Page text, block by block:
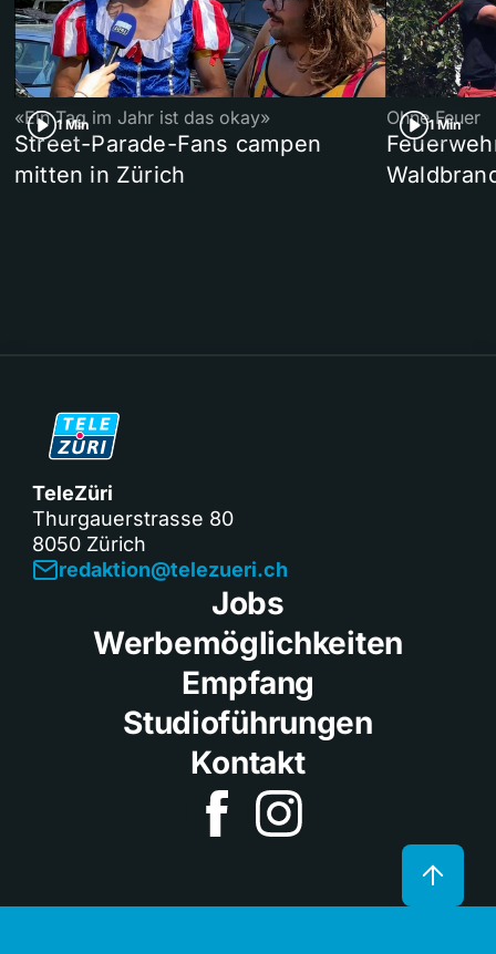
1 Min
«Ein Tag im Jahr ist das okay»
Street-Parade-Fans campen
mitten in Zürich
1 Min
Ohne Feuer
TeleZüri
Thurgauerstrasse 80
8050 Zürich
redaktion@telezueri.ch
Jobs
Werbemöglichkeiten
Empfang
Studioführungen
Kontakt